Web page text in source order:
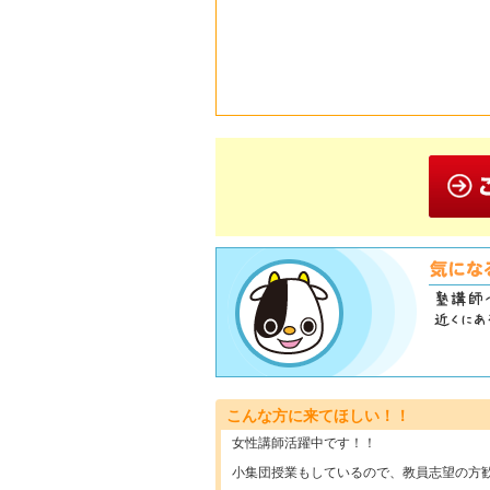
こんな方に来てほしい！！
女性講師活躍中です！！
小集団授業もしているので、教員志望の方